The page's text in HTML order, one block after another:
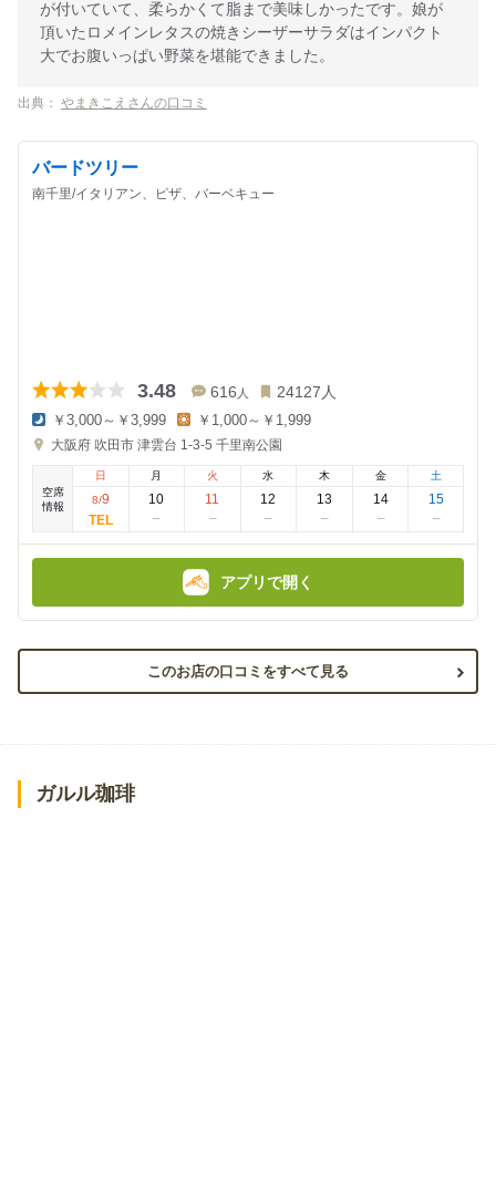
が付いていて、柔らかくて脂まで美味しかったです。娘が
頂いたロメインレタスの焼きシーザーサラダはインパクト
大でお腹いっぱい野菜を堪能できました。
出典： やまきこえさんの口コミ
バードツリー
南千里/イタリアン、ピザ、バーベキュー
3.48 616 人 24127人
夜
の
額
￥3,000～￥3,999
昼
の
￥1,000～￥1,999
大阪府 吹田市 津雲台 1-3-5 千里南公園
空席
情報
日
8/9
月
10
火
11
水
12
木
13
金
14
土
15
アプリで開く
このお店の口コミをすべて見る
ガルル珈琲